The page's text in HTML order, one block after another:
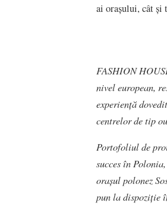
ai orașului, cât și
FASHION
nivel european,
experiență
centrelor de tip
Portofoliul de
succes în
orașul polonez
pun la dispoziție